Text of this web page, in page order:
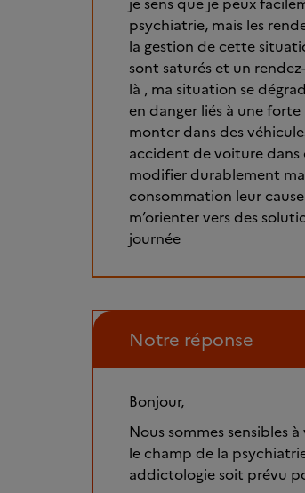
psychiatrie, mais les
la gestion de cette
sont saturés et un
là , ma situation se
en danger liés à une
monter dans des
accident de voiture dans
modifier durablement
consommation leur
m’orienter vers des
journée
Notre réponse
Bonjour,
Nous sommes sensibles
le champ de la
addictologie soit prévu